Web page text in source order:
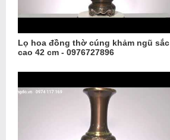
Lọ hoa đồng thờ cúng khảm ngũ sắc
cao 42 cm - 0976727896